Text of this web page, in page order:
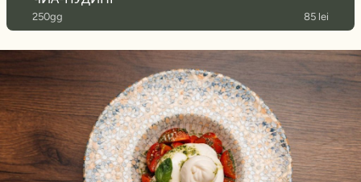
250gg 85 lei